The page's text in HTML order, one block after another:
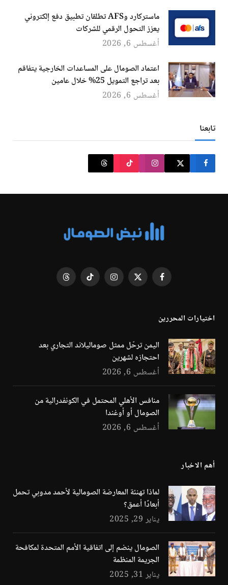
ماستركارد وAFS تطلقان تطبيق دفع إلكتروني
يعزز التحول الرقمي للشركات
أغسطس 6, 2026
اعتماد الصومال على المساعدات الخارجية يتفاقم
بعد تراجع التمويل 25% خلال عامين
أغسطس 6, 2026
تابعنا
فيسبوك X
الانستغرامتيكتوك Threads
اختيارات المحررين
اليمن ترحّل ممثل صوماليلاند التجاري بعد
احتجازه لشهرين
أغسطس 6, 2026
منافس الأهلي المحتمل في الكونفدرالية من
الصومال أو أوغندا
أغسطس 6, 2026
أهم الاخبار
لماذا تهنئة المعارضة الصومالية لأحمد مدوبي تحمل
أبعادًا أعمق؟
يناير 29, 2025
الصومال ينضم إلى اتفاقية الأمم المتحدة لمكافحة
الجريمة المنظمة
يناير 31, 2025